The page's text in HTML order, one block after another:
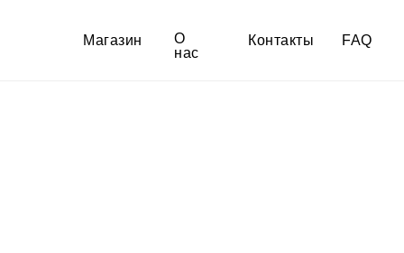
FAQ
Контакты
О
нас
Магазин